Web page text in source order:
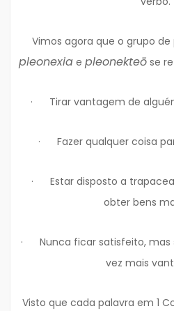
Vimos agora que o grupo de
pleonexia epleonekteō se
· Tirar vantagem de
· Fazer qualquer coisa
· Estar disposto a
obter bens
· Nunca ficar satisfeito, mas
vez mais
Visto que cada palavra em 1